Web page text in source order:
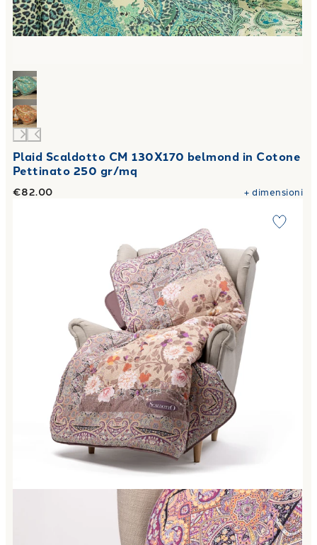
Plaid Scaldotto CM 130X170 belmond in Cotone
Pettinato 250 gr/mq
€82.00 +dimensioni